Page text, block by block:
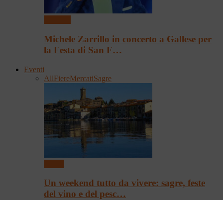
Michele Zarrillo in concerto a Gallese per
la Festa di San F…
Eventi
AllFiereMercatiSagre
Un weekend tutto da vivere: sagre, feste
del vino e del pesc…